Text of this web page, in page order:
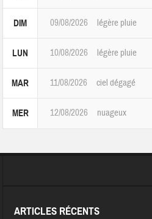
DIM 09/08/2026 légère pluie
LUN 10/08/2026 légère pluie
MAR 11/08/2026 ciel dégagé
MER 12/08/2026 nuageux
ARTICLES RÉCENTS